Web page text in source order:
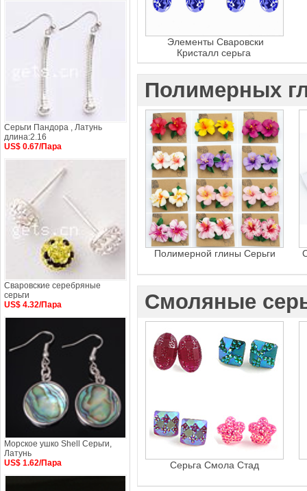
Элементы Сваровски
Кристалл серьга
Полимерных
Полимерной глины Серьги
Смоляные
Серьга Смола Стад
Серьги Пандора , Латунь
длина:2.16
US$ 0.67/Пара
Сваровские серебряные
серьги
US$ 4.32/Пара
Морское ушко Shell Серьги,
Латунь
US$ 1.62/Пара